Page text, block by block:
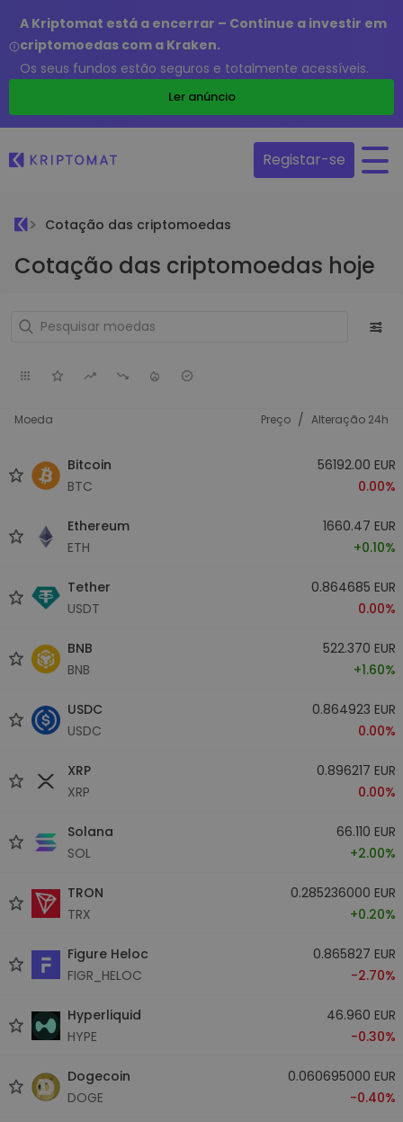
A Kriptomat está a encerrar – Continue a investir em
criptomoedas com a Kraken.
Os seus fundos estão seguros e totalmente acessíveis.
Ler anúncio
Registar-se
Cotação das criptomoedas
Cotação das criptomoedas hoje
Moeda Preço / Alteração 24h
Bitcoin
BTC
56192.00 EUR
0.00%
Ethereum
ETH
1660.47 EUR
+0.10%
Tether
USDT
0.864685 EUR
0.00%
BNB
BNB
522.370 EUR
+1.60%
USDC
USDC
0.864923 EUR
0.00%
XRP
XRP
0.896217 EUR
0.00%
Solana
SOL
66.110 EUR
+2.00%
TRON
TRX
0.285236000 EUR
+0.20%
Figure Heloc
FIGR_HELOC
0.865827 EUR
-2.70%
Hyperliquid
HYPE
46.960 EUR
-0.30%
Dogecoin
DOGE
0.060695000 EUR
-0.40%